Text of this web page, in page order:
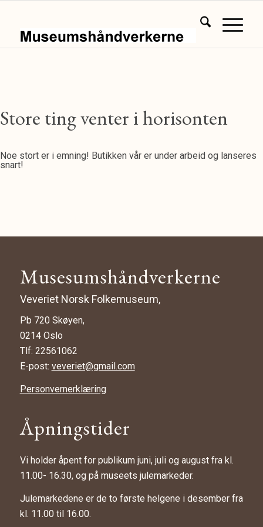
Store ting venter i horisonten
Noe stort er i emning! Butikken vår er under arbeid og lanseres
snart!
Musesumshåndverkerne
Veveriet Norsk Folkemuseum,
Pb 720 Skøyen,
0214 Oslo
Tlf: 22561062
E-post: veveriet@gmail.com
Personvernerklæring
Åpningstider
Vi holder åpent for publikum juni, juli og august fra kl.
11.00- 16.30, og på museets julemarkeder.
Julemarkedene er de to første helgene i desember fra
kl. 11.00 til 16.00.